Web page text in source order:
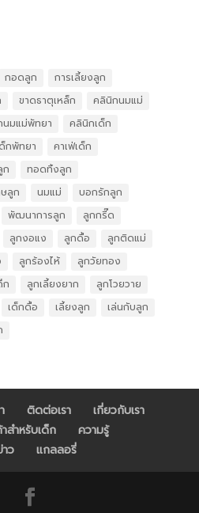
กอดลูก
การเลี้ยงลูก
ขาดธาตุเหล็ก
คลินิกนมแม่
มแม่พัทยา
คลินิกเด็ก
กพัทยา
คาเฟ่เด็ก
ก
ทอดทิ้งลูก
ลูก นมแม่
บอกรักลูก
พัฒนาการลูก
ลูกกรี๊ด
ลูกงอแง ลูกดื้อ
ลูกติดแม่
ลูกร้องไห้
ลูกวัยทอง
ก ลูกเลี้ยงยาก
ลูกโวยวาย
เด็กดื้อ เลี้ยงลูก
เล่นกับลูก
ติดต่อเรา
เกี่ยวกับเรา
สำหรับเด็ก
ความรู้
ว
แกลลอรี่